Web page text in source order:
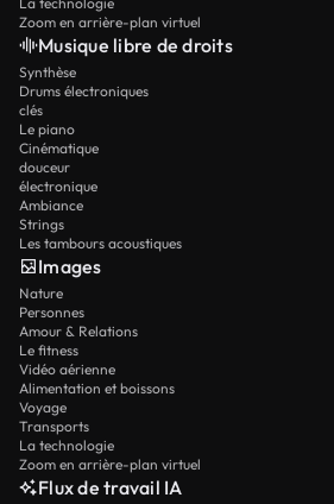
Zoom en arrière-plan virtuel
Musique libre de droits
Synthèse
Drums électroniques
clés
Le piano
Cinématique
douceur
électronique
Ambiance
Strings
Les tambours acoustiques
Images
Nature
Personnes
Amour & Relations
Le fitness
Vidéo aérienne
Alimentation et boissons
Voyage
Transports
La technologie
Zoom en arrière-plan virtuel
Flux de travail IA